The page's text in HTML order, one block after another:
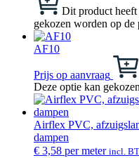
Dit product heeft
gekozen worden op de
AF10
Prijs op aanvraag
Deze optie kan
Airflex PVC,
dampen
€ 3,58 per meter incl.